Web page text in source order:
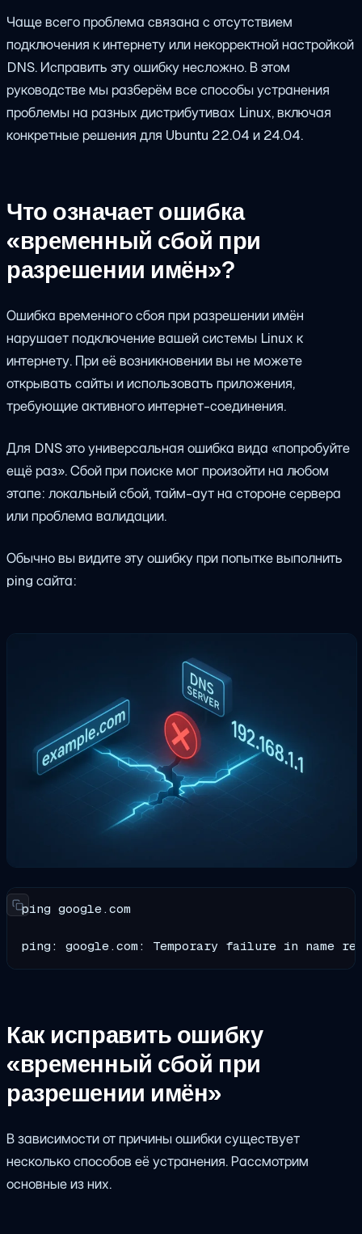
Чаще всего проблема связана с отсутствием
подключения к интернету или некорректной настройкой
DNS. Исправить эту ошибку несложно. В этом
руководстве мы разберём все способы устранения
проблемы на разных дистрибутивах Linux, включая
конкретные решения для Ubuntu 22.04 и 24.04.
Что означает ошибка
«временный сбой при
разрешении имён»?
Ошибка временного сбоя при разрешении имён
нарушает подключение вашей системы Linux к
интернету. При её возникновении вы не можете
открывать сайты и использовать приложения,
требующие активного интернет-соединения.
Для DNS это универсальная ошибка вида «попробуйте
ещё раз». Сбой при поиске мог произойти на любом
этапе: локальный сбой, тайм-аут на стороне сервера
или проблема валидации.
Обычно вы видите эту ошибку при попытке выполнить
ping сайта:
ping google.com
ping: google.com: Temporary failure in name
Как исправить ошибку
«временный сбой при
разрешении имён»
В зависимости от причины ошибки существует
несколько способов её устранения. Рассмотрим
основные из них.